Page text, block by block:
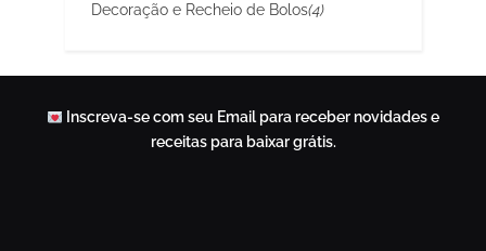
Decoração e Recheio de Bolos(4)
Inscreva-se com seu Email para receber novidades e
receitas para baixar grátis.